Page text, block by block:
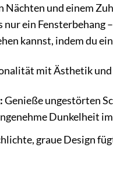
und einem
ein Fensterbehang
kannst, indem du
mit Ästhetik
Genieße ungestörten
Dunkelheit
graue Design